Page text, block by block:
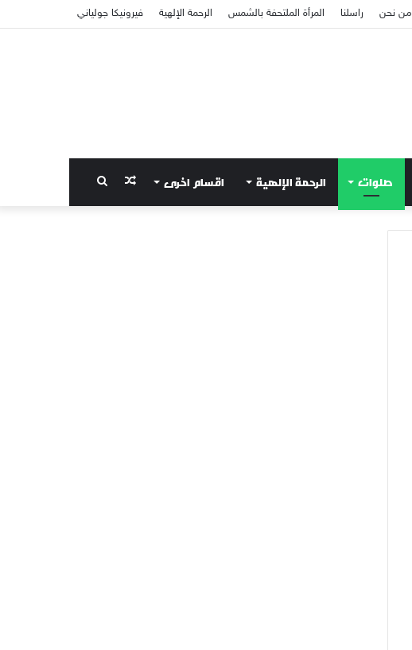
من نحن راسلنا المرأة الملتحفة بالشمس الرحمة الإلهية فيرونيكا جولياني
صلوات الرحمة الإلهية اقسام اخرى بحث مقال